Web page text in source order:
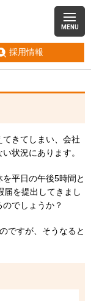
MENU
採用情報
きてしまい、会社
状況にあります。
平日の午後5時間と
届を提出してきまし
でしょうか？
ですが、そうなると